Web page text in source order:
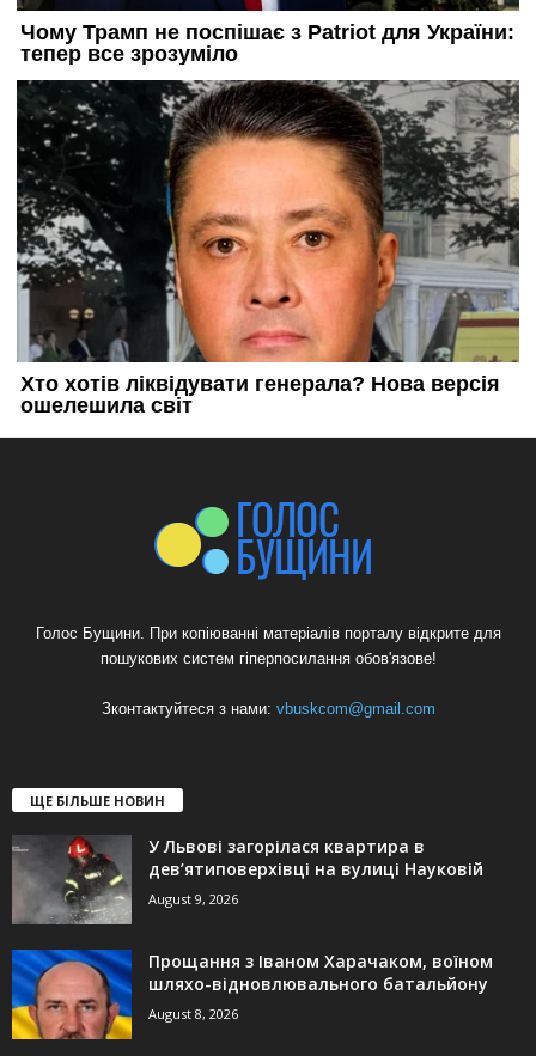
Голос Бущини. При копіюванні матеріалів порталу відкрите для
пошукових систем гіперпосилання обов'язове!
Зконтактуйтеся з нами: vbuskcom@gmail.com
ЩЕ БІЛЬШЕ НОВИН
У Львові загорілася квартира в
дев’ятиповерхівці на вулиці Науковій
August 9, 2026
Прощання з Іваном Харачаком, воїном
шляхо-відновлювального батальйону
August 8, 2026